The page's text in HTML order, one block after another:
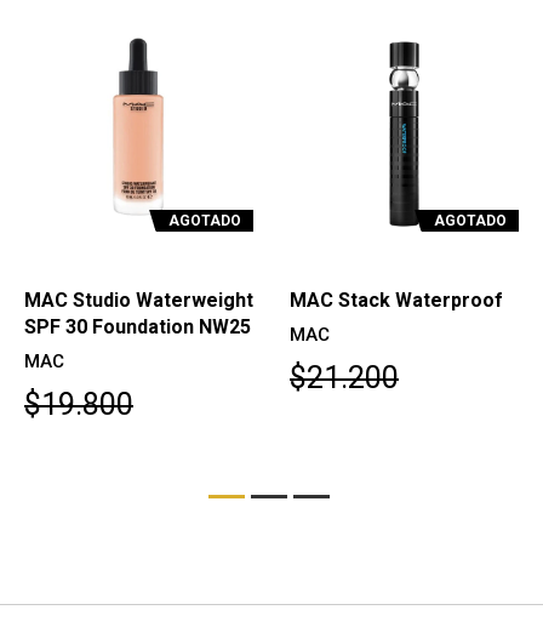
AGOTADO
MAC Studio Waterweight
SPF 30 Foundation NW25
MAC
$19.800
AGOTADO
MAC Stack Waterproof
MAC
$21.200